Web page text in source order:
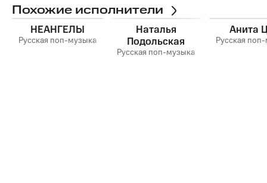
Похожие исполнители
НЕАНГЕЛЫ
Русская поп-музыка
Наталья
Подольская
Русская поп-музыка
Анита
Русская